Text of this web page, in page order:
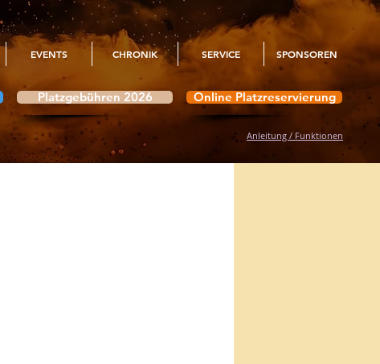
EVENTS CHRONIK SERVICE SPONSOREN
Platzgebühren 2026 Online Platzreservierung
Anleitung / Funktionen